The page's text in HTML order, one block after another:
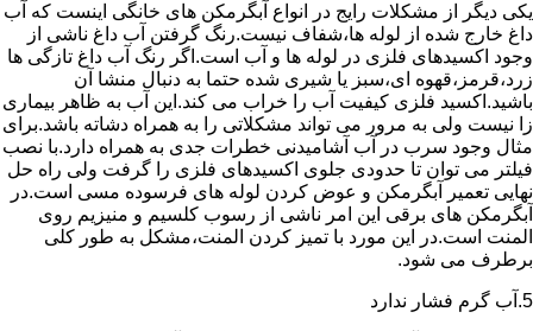
یکی دیگر از مشکلات رایج در انواع آبگرمکن های خانگی اینست که آب
داغ خارج شده از لوله ها،شفاف نیست.رنگ گرفتن آب داغ ناشی از
وجود اکسیدهای فلزی در لوله ها و آب است.اگر رنگ آب داغ تازگی ها
زرد،قرمز،قهوه ای،سبز یا شیری شده حتما به دنبال منشا آن
باشید.اکسید فلزی کیفیت آب را خراب می کند.این آب به ظاهر بیماری
زا نیست ولی به مرور می تواند مشکلاتی را به همراه دشاته باشد.برای
مثال وجود سرب در آب آشامیدنی خطرات جدی به همراه دارد.با نصب
فیلتر می توان تا حدودی جلوی اکسیدهای فلزی را گرفت ولی راه حل
نهایی تعمیر آبگرمکن و عوض کردن لوله های فرسوده مسی است.در
آبگرمکن های برقی این امر ناشی از رسوب کلسیم و منیزیم روی
المنت است.در این مورد با تمیز کردن المنت،مشکل به طور کلی
برطرف می شود.
5.آب گرم فشار ندارد